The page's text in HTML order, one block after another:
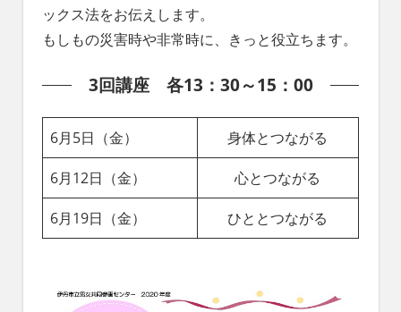
を、
次
代
引
き
継
ぐ
豊
か
な
へ
ックス法をお伝えします。
もしもの災害時や非常時に、きっと役立ちます。
3回講座 各13：30～15：00
6月5日（金） 身体とつながる
6月12日（金） 心とつながる
6月19日（金） ひととつながる